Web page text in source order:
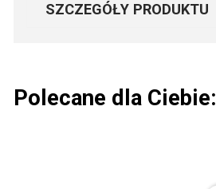
SZCZEGÓŁY PRODUKTU
Polecane dla Ciebie: